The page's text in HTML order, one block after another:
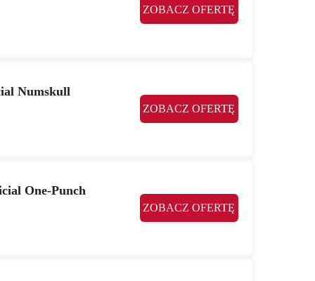
ZOBACZ OFERTĘ
Numskull
ZOBACZ OFERTĘ
One-Punch
ZOBACZ OFERTĘ